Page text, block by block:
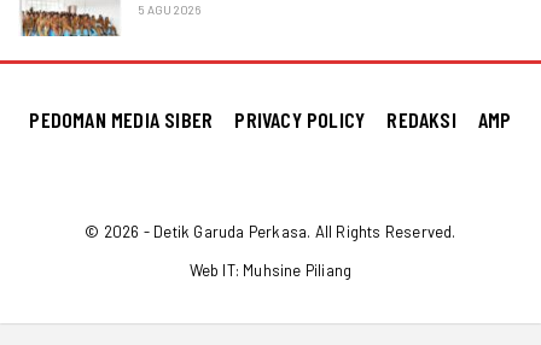
5 AGU 2026
PEDOMAN MEDIA SIBER PRIVACY POLICY REDAKSI AMP
© 2026 - Detik Garuda Perkasa. All Rights Reserved.
Web IT: Muhsine Piliang